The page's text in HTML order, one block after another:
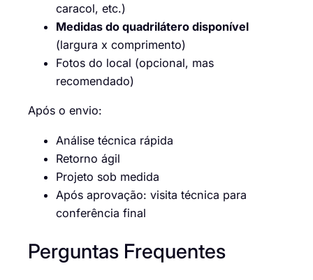
caracol, etc.)
Medidas do quadrilátero disponível
(largura x comprimento)
Fotos do local (opcional, mas
recomendado)
Após o envio:
Análise técnica rápida
Retorno ágil
Projeto sob medida
Após aprovação: visita técnica para
conferência final
Perguntas Frequentes